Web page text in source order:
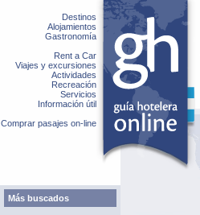
Destinos
Alojamientos
Gastronomía
Rent a Car
Viajes y excursiones
Actividades
Recreación
Servicios
Información útil
Comprar pasajes on-line
Más buscados